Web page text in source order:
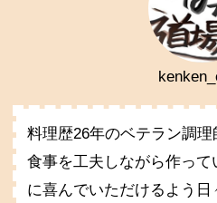
料理歴26年のベテラン調
食事を工夫しながら作って
に喜んでいただけるよう